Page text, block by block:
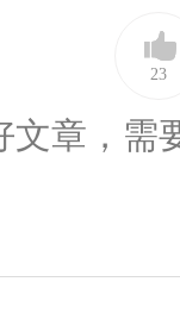
23
文章，需